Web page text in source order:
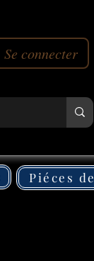
Se connecter
Piéces